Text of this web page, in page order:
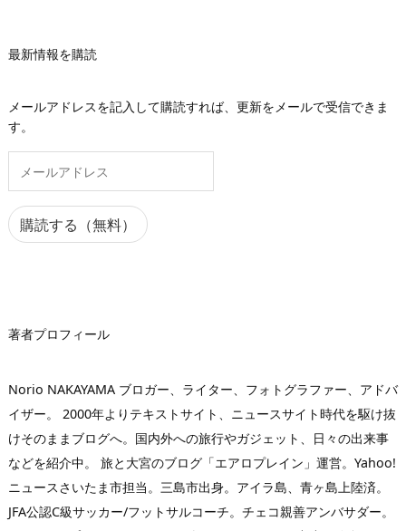
最新情報を購読
メールアドレスを記入して購読すれば、更新をメールで受信できま
す。
ア
ド
購読する（無料）
著者プロフィール
Norio NAKAYAMA ブロガー、ライター、フォトグラファー、アドバ
イザー。 2000年よりテキストサイト、ニュースサイト時代を駆け抜
けそのままブログへ。国内外への旅行やガジェット、日々の出来事
などを紹介中。 旅と大宮のブログ「エアロプレイン」運営。Yahoo!
ニュースさいたま市担当。三島市出身。アイラ島、青ヶ島上陸済。
JFA公認C級サッカー/フットサルコーチ。チェコ親善アンバサダー。